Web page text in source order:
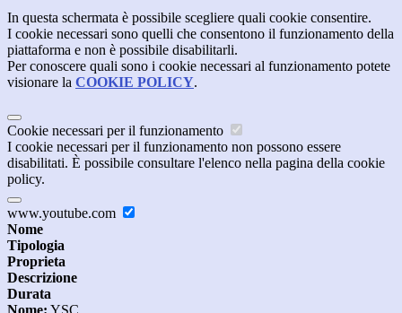
In questa schermata è possibile scegliere quali cookie consentire.
I cookie necessari sono quelli che consentono il funzionamento della
piattaforma e non è possibile disabilitarli.
Per conoscere quali sono i cookie necessari al funzionamento potete
visionare la COOKIE POLICY.
Cookie necessari per il funzionamento
I cookie necessari per il funzionamento non possono essere
disabilitati. È possibile consultare l'elenco nella pagina della cookie
policy.
www.youtube.com
Nome
Tipologia
Proprieta
Descrizione
Durata